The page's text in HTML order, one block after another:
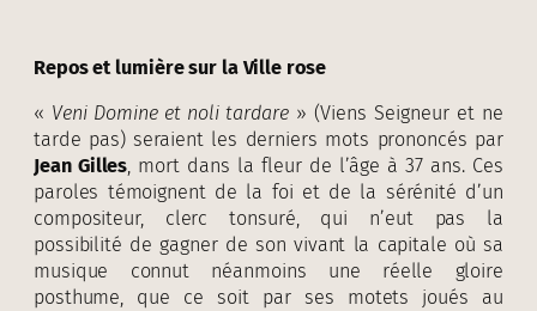
Repos et lumière sur la Ville rose
« Veni Domine et noli tardare» (Viens Seigneur et ne
tarde pas) seraient les derniers mots prononcés par
Jean Gilles, mort dans la fleur de l’âge à 37 ans. Ces
paroles témoignent de la foi et de la sérénité d’un
compositeur, clerc tonsuré, qui n’eut pas la
possibilité de gagner de son vivant la capitale où sa
musique connut néanmoins une réelle gloire
posthume, que ce soit par ses motets joués au